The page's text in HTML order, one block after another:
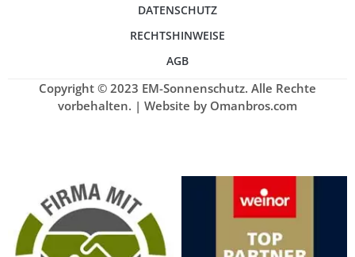
DATENSCHUTZ
RECHTSHINWEISE
AGB
Copyright © 2023 EM-Sonnenschutz. Alle Rechte
vorbehalten. | Website by Omanbros.com